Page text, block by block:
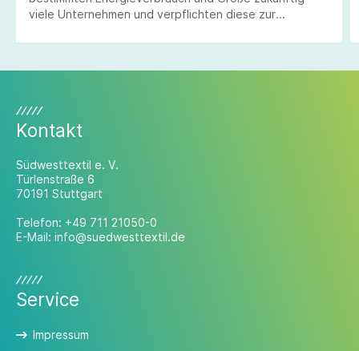
viele Unternehmen und verpflichten diese zur
wirtschaftlichen Energieeffizienzmaßnahmen.
Kontakt
Südwesttextil e. V.
Türlenstraße 6
70191 Stuttgart
Telefon: +49 711 21050-0
E-Mail: info@suedwesttextil.de
Service
Impressum